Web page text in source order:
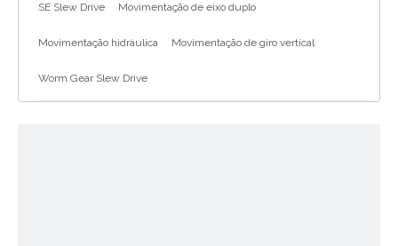
SE Slew Drive Movimentação de eixo duplo
Movimentação hidráulica Movimentação de giro vertical
Worm Gear Slew Drive